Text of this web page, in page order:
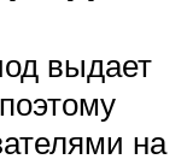
выдает
на